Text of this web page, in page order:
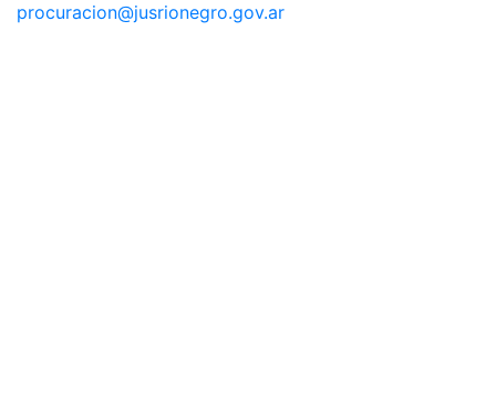
procuracion@jusrionegro.gov.ar